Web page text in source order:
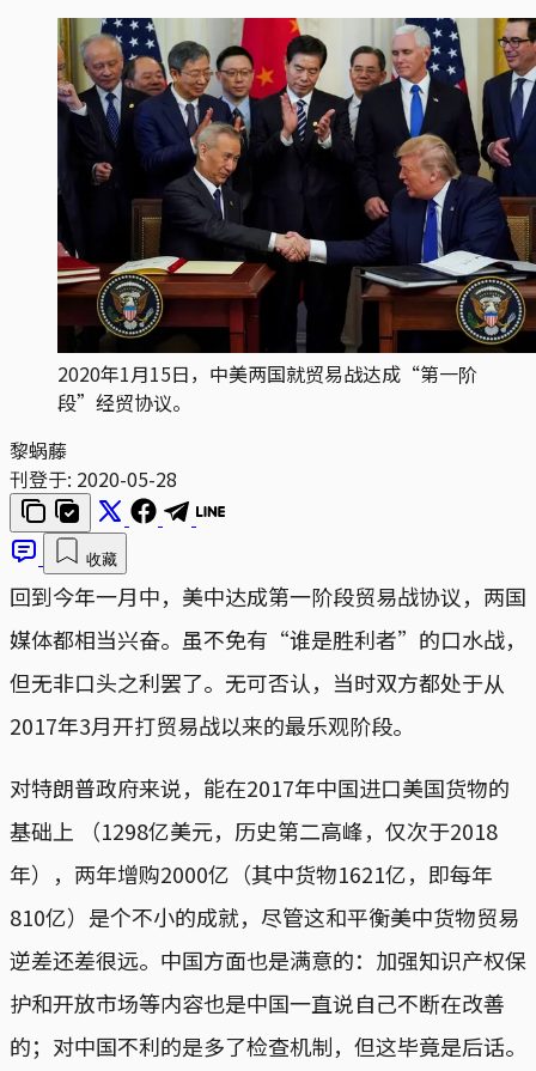
2020年1月15日，中美两国就贸易战达成“第一阶
段”经贸协议。
黎蜗藤
刊登于: 2020-05-28
收藏
回到今年一月中，美中达成第一阶段贸易战协议，两国
媒体都相当兴奋。虽不免有“谁是胜利者”的口水战，
但无非口头之利罢了。无可否认，当时双方都处于从
2017年3月开打贸易战以来的最乐观阶段。
对特朗普政府来说，能在2017年中国进口美国货物的
基础上 （1298亿美元，历史第二高峰，仅次于2018
年），两年增购2000亿（其中货物1621亿，即每年
810亿）是个不小的成就，尽管这和平衡美中货物贸易
逆差还差很远。中国方面也是满意的：加强知识产权保
护和开放市场等内容也是中国一直说自己不断在改善
的；对中国不利的是多了检查机制，但这毕竟是后话。